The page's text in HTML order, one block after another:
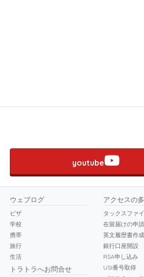
youtube
ウェブログ
ビザ
学校
携帯
旅行
生活
トラトラへお問合せ
アクセスの
タックスファ
在留届けの申請
英文履歴書作成
銀行口座開設
RSA申し込み
USI番号取得